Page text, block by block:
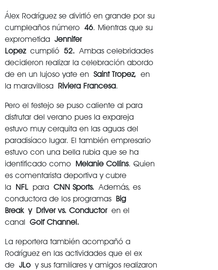
Álex Rodríguez se divirtió en grande por su
cumpleaños número 46. Mientras que su
exprometida Jennifer
Lopez cumplió 52. Ambas celebridades
decidieron realizar la celebración abordo
de en un lujoso yate en Saint Tropez, en
la maravillosa Riviera Francesa.
Pero el festejo se puso caliente al para
disfrutar del verano pues la expareja
estuvo muy cerquita en las aguas del
paradisíaco lugar. El también empresario
estuvo con una bella rubia que se ha
identificado como Melanie Collins. Quien
es comentarista deportiva y cubre
la NFL para CNN Sports. Además, es
conductora de los programas Big
Break y Driver vs. Conductoren el
canal Golf Channel.
La reportera también acompañó a
Rodríguez en las actividades que el ex
de JLo y sus familiares y amigos realizaron